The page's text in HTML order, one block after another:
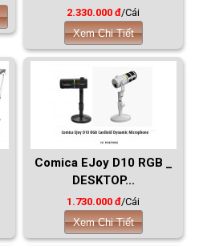
2.330.000 đ/Cái
Xem Chi Tiết
Comica EJoy D10 RGB _
DESKTOP...
1.730.000 đ/Cái
Xem Chi Tiết